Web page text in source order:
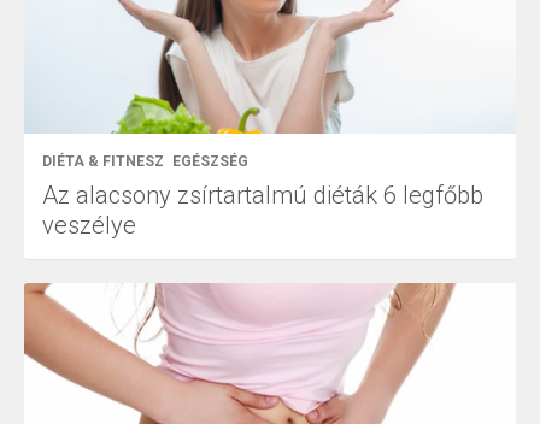
DIÉTA & FITNESZ EGÉSZSÉG
Az alacsony zsírtartalmú diéták 6 legfőbb
veszélye